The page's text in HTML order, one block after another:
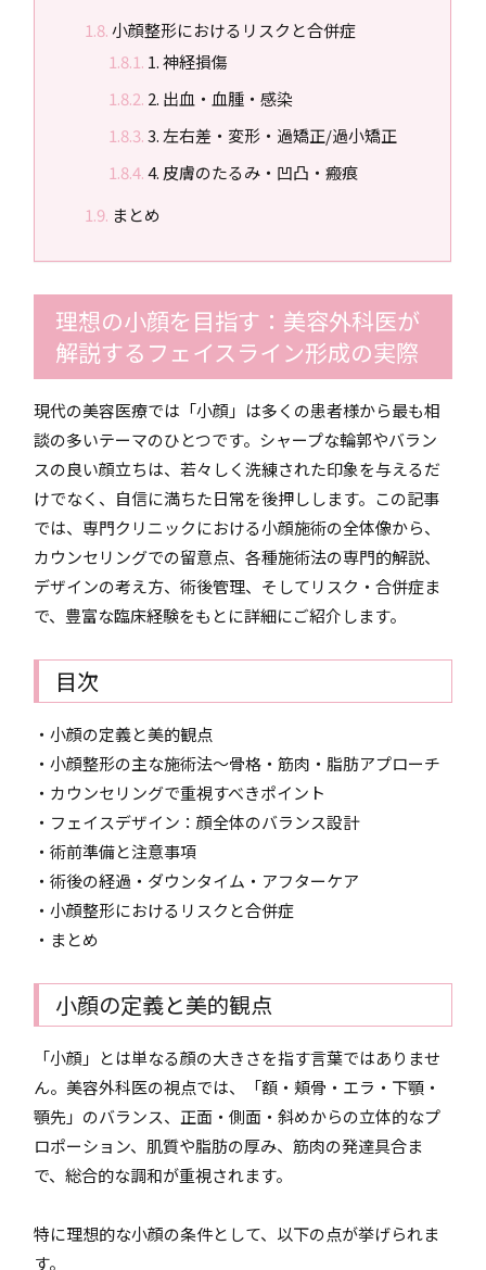
小顔整形におけるリスクと合併症
1. 神経損傷
2. 出血・血腫・感染
3. 左右差・変形・過矯正/過小矯正
4. 皮膚のたるみ・凹凸・瘢痕
まとめ
理想の小顔を目指す：美容外科医が
解説するフェイスライン形成の実際
現代の美容医療では「小顔」は多くの患者様から最も相
談の多いテーマのひとつです。シャープな輪郭やバラン
スの良い顔立ちは、若々しく洗練された印象を与えるだ
けでなく、自信に満ちた日常を後押しします。この記事
では、専門クリニックにおける小顔施術の全体像から、
カウンセリングでの留意点、各種施術法の専門的解説、
デザインの考え方、術後管理、そしてリスク・合併症ま
で、豊富な臨床経験をもとに詳細にご紹介します。
目次
・小顔の定義と美的観点
・小顔整形の主な施術法〜骨格・筋肉・脂肪アプローチ
・カウンセリングで重視すべきポイント
・フェイスデザイン：顔全体のバランス設計
・術前準備と注意事項
・術後の経過・ダウンタイム・アフターケア
・小顔整形におけるリスクと合併症
・まとめ
小顔の定義と美的観点
「小顔」とは単なる顔の大きさを指す言葉ではありませ
ん。美容外科医の視点では、「額・頬骨・エラ・下顎・
顎先」のバランス、正面・側面・斜めからの立体的なプ
ロポーション、肌質や脂肪の厚み、筋肉の発達具合ま
で、総合的な調和が重視されます。
特に理想的な小顔の条件として、以下の点が挙げられま
す。